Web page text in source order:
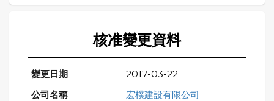
核准變更資料
2017-03-22
宏樸建設有限公司